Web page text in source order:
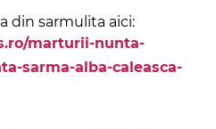
din sarmulita aici:
marturii-nunta-
sarma-alba-caleasca-